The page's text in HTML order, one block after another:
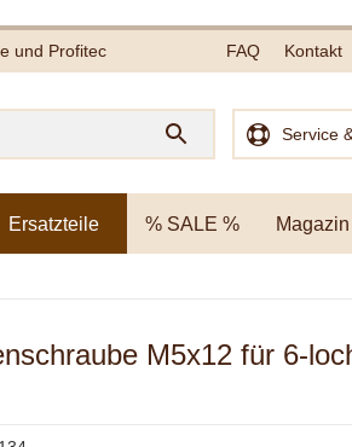
und Profitec FAQ Kontakt
Service
Ersatzteile % SALE %
M5x12 für 6-